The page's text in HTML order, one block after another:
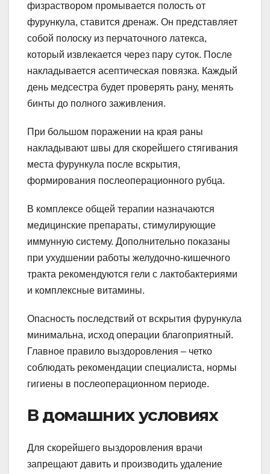
физраствором промывается полость от
фурункула, ставится дренаж. Он представляет
собой полоску из перчаточного латекса,
который извлекается через пару суток. После
накладывается асептическая повязка. Каждый
день медсестра будет проверять рану, менять
бинты до полного заживления.
При большом поражении на края раны
накладывают швы для скорейшего стягивания
места фурункула после вскрытия,
формирования послеоперационного рубца.
В комплексе общей терапии назначаются
медицинские препараты, стимулирующие
иммунную систему. Дополнительно показаны
при ухудшении работы желудочно-кишечного
тракта рекомендуются гели с лактобактериями
и комплексные витамины.
Опасность последствий от вскрытия фурункула
минимальна, исход операции благоприятный.
Главное правило выздоровления – четко
соблюдать рекомендации специалиста, нормы
гигиены в послеоперационном периоде.
В домашних условиях
Для скорейшего выздоровления врачи
запрещают давить и производить удаление